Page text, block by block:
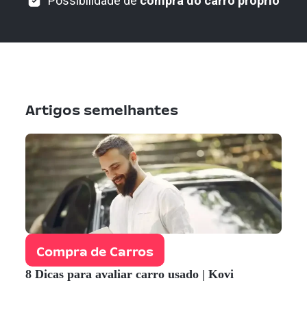
Artigos semelhantes
Compra de Carros
8 Dicas para avaliar carro usado | Kovi